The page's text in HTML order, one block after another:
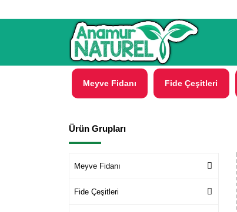
Meyve Fidanı Fide Çeşitleri
Ürün Grupları
Meyve Fidanı
Fide Çeşitleri